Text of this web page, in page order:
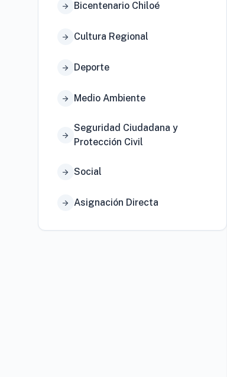
arrow_forward Bicentenario Chiloé
arrow_forward Cultura Regional
arrow_forward Deporte
arrow_forward Medio Ambiente
arrow_forward
Seguridad Ciudadana y
Protección Civil
arrow_forward Social
arrow_forward Asignación Directa